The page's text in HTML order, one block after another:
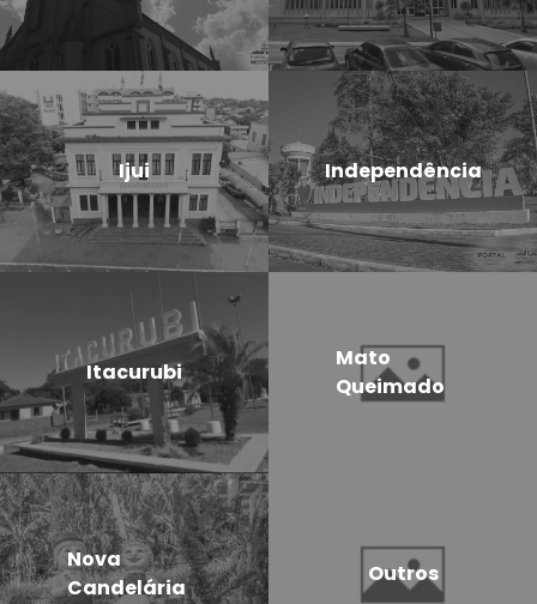
Ijui Independência
Itacurubi
Mato
Queimado
Nova
Candelária
Outros